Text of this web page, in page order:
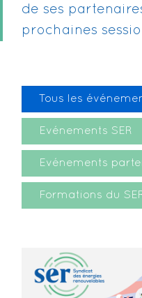
de ses
prochaines
Tous les
Evénements SER
Evénements
Formations du